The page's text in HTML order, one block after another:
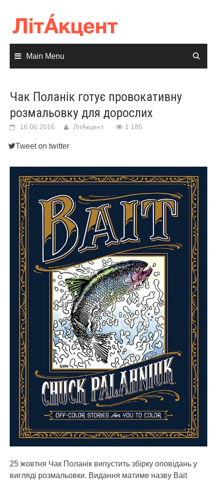
content
Main Menu
Чак Поланік готує провокативну
розмальовку для дорослих
16.06.2016 ЛітАкцент 1 185
Tweet on twitter
25 жовтня Чак Поланік випустить збірку оповідань у
вигляді розмальовки. Видання матиме назву Bait